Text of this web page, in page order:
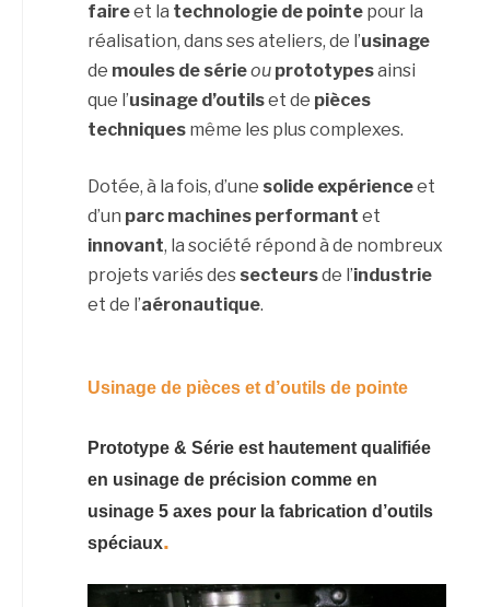
faireet la technologie de pointe pour la
réalisation, dans ses ateliers, de l’usinage
de moules de sérieou prototypesainsi
que l’usinage d’outilset de pièces
techniques même les plus complexes.
Dotée, à la fois, d’une solide expérienceet
d’un parc machines performant et
innovant, la société répond à de nombreux
projets variés des secteursde l’industrie
et de l’aéronautique.
Usinage de pièces et d’outils de pointe
Prototype & Série est hautement qualifiée
en usinage de précision comme en
usinage 5 axes pour la fabrication d’outils
spéciaux.